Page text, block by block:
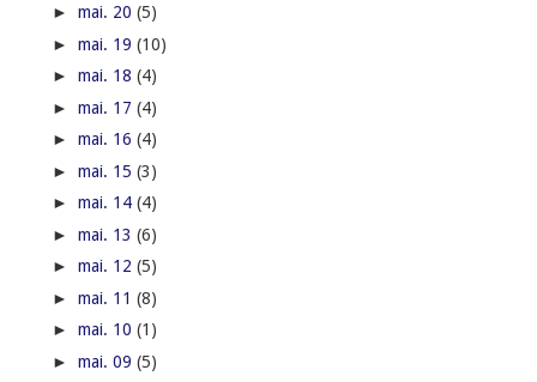
► mai. 20 (5)
► mai. 19 (10)
► mai. 18 (4)
► mai. 17 (4)
► mai. 16 (4)
► mai. 15 (3)
► mai. 14 (4)
► mai. 13 (6)
► mai. 12 (5)
► mai. 11 (8)
► mai. 10 (1)
► mai. 09 (5)